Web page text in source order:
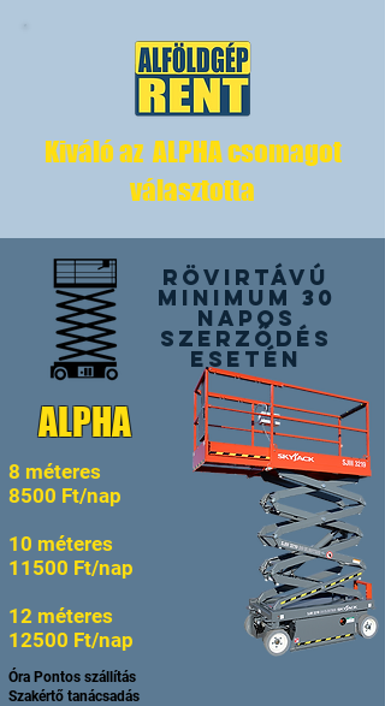
Kiváló az ALPHA csomagot
választotta
Rövirtávú
Minimum 30
napos
szerződés
esetén
ALPHA
8 méteres
8500 Ft/nap
10 méteres
11500 Ft/nap
12 méteres
12500 Ft/nap
Óra Pontos szállítás
Szakértő tanácsadás